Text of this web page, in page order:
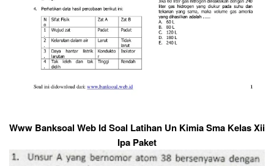
Www Banksoal Web Id Soal Latihan Un Kimia Sma Kelas Xii
Ipa Paket